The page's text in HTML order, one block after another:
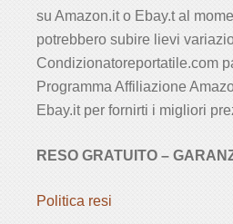
su Amazon.it o Ebay.t al
potrebbero subire lievi
Condizionatoreportatile.com
Programma Affiliazione
Ebay.it per fornirti i migliori
RESO GRATUITO –
Politica resi